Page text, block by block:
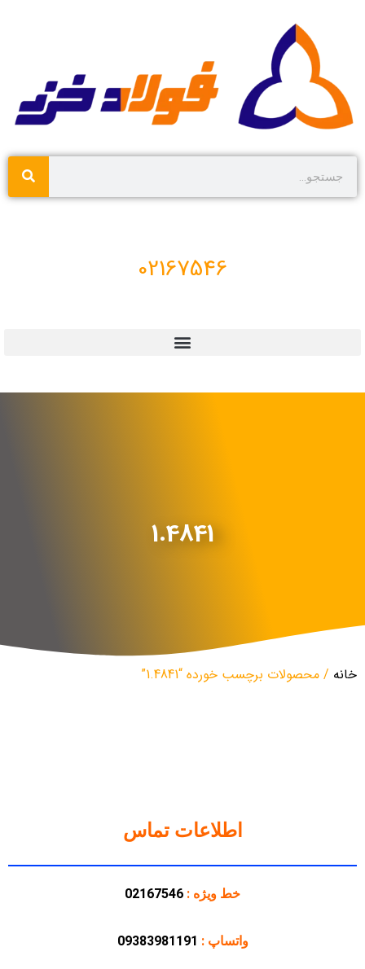
02167546
1.4841
خانه / محصولات برچسب خورده “1.4841”
اطلاعات تماس
خط ویژه : 02167546
واتساپ : 09383981191